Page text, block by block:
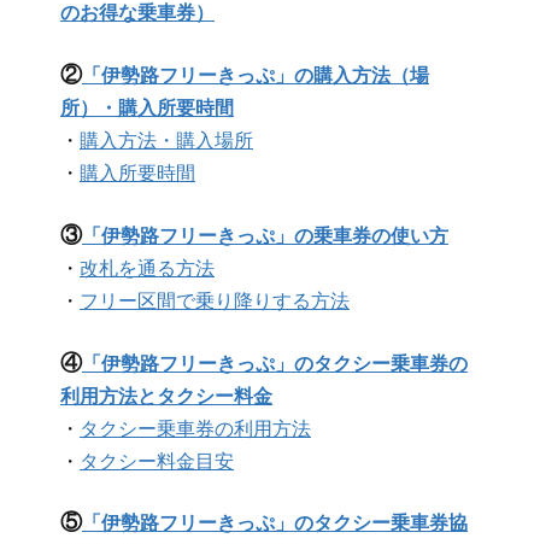
のお得な乗車券）
②「伊勢路フリーきっぷ」の購入方法（場
所）・購入所要時間
・ 購入方法・購入場所
・ 購入所要時間
③「伊勢路フリーきっぷ」の乗車券の使い方
・ 改札を通る方法
・ フリー区間で乗り降りする方法
④「伊勢路フリーきっぷ」のタクシー乗車券の
利用方法とタクシー料金
・ タクシー乗車券の利用方法
・ タクシー料金目安
⑤「伊勢路フリーきっぷ」のタクシー乗車券協